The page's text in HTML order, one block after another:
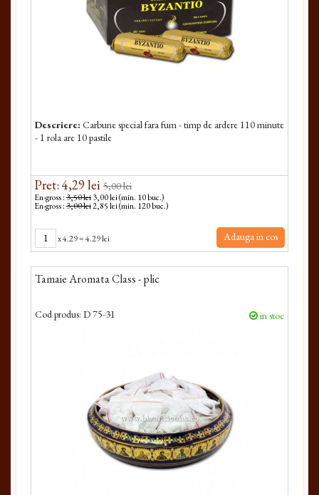
Descriere: Carbune special fara fum - timp de ardere 110 minute
- 1 rola are 10 pastile
Pret: 4,29 lei 5,00 lei
En-gross :3,50 lei3,00 lei (min. 10 buc.)
En-gross :3,00 lei2,85 lei (min. 120 buc.)
x4.29=4.29 lei Adauga in cos
Tamaie Aromata Class - plic
Cod produs: D 75-31 in stoc